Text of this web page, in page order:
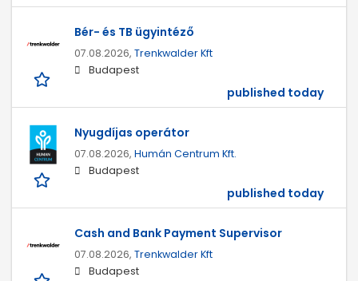
Bér- és TB ügyintéző
07.08.2026, Trenkwalder Kft
Budapest
published today
Nyugdíjas operátor
07.08.2026, Humán Centrum Kft.
Budapest
published today
Cash and Bank Payment Supervisor
07.08.2026, Trenkwalder Kft
Budapest